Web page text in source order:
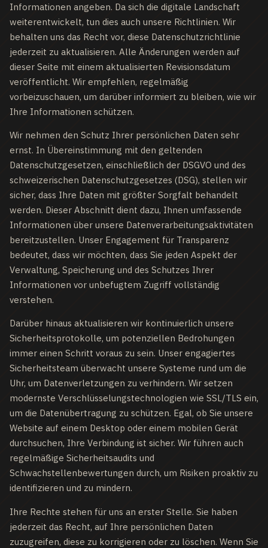
Informationen angeben. Da sich die digitale Landschaft
weiterentwickelt, tun dies auch unsere Richtlinien. Wir
behalten uns das Recht vor, diese Datenschutzrichtlinie
jederzeit zu aktualisieren. Alle Änderungen werden auf
dieser Seite mit einem aktualisierten Revisionsdatum
veröffentlicht. Wir empfehlen, regelmäßig
vorbeizuschauen, um darüber informiert zu bleiben, wie wir
Ihre Informationen schützen.
Wir nehmen den Schutz Ihrer persönlichen Daten sehr
ernst. In Übereinstimmung mit den geltenden
Datenschutzgesetzen, einschließlich der DSGVO und des
schweizerischen Datenschutzgesetzes (DSG), stellen wir
sicher, dass Ihre Daten mit größter Sorgfalt behandelt
werden. Dieser Abschnitt dient dazu, Ihnen umfassende
Informationen über unsere Datenverarbeitungsaktivitäten
bereitzustellen. Unser Engagement für Transparenz
bedeutet, dass wir möchten, dass Sie jeden Aspekt der
Verwaltung, Speicherung und des Schutzes Ihrer
Informationen vor unbefugtem Zugriff vollständig
verstehen.
Darüber hinaus aktualisieren wir kontinuierlich unsere
Sicherheitsprotokolle, um potenziellen Bedrohungen
immer einen Schritt voraus zu sein. Unser engagiertes
Sicherheitsteam überwacht unsere Systeme rund um die
Uhr, um Datenverletzungen zu verhindern. Wir setzen
modernste Verschlüsselungstechnologien wie SSL/TLS ein,
um die Datenübertragung zu schützen. Egal, ob Sie unsere
Website auf einem Desktop oder einem mobilen Gerät
durchsuchen, Ihre Verbindung ist sicher. Wir führen auch
regelmäßige Sicherheitsaudits und
Schwachstellenbewertungen durch, um Risiken proaktiv zu
identifizieren und zu mindern.
Ihre Rechte stehen für uns an erster Stelle. Sie haben
jederzeit das Recht, auf Ihre persönlichen Daten
zuzugreifen, diese zu korrigieren oder zu löschen. Wenn Sie